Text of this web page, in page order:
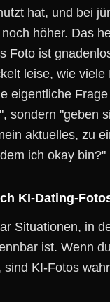
hat, und bei
noch höher. Das
Foto ist
leise, wie viele
eigentliche
sondern "geben
aktuelles, zu
ich okay bin?"
KI-Dating-
Situationen, in
ist. Wenn
sind KI-Fotos